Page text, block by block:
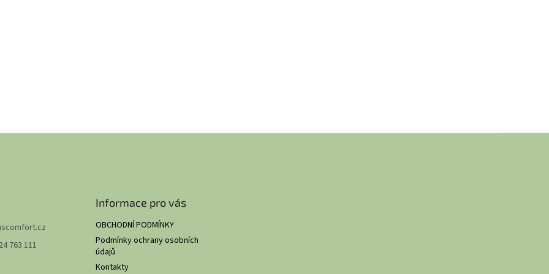
763 111
Informace pro vás
OBCHODNÍ PODMÍNKY
Podmínky ochrany osobních
údajů
Kontakty